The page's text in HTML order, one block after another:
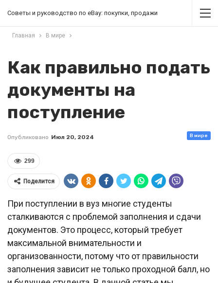
Советы и руководство по eBay: покупки, продажи
Главная В мире
Как правильно подать
документы на
поступление
В мире
Опубликовано Июл 20, 2024
299
Поделится
При поступлении в вуз многие студенты
сталкиваются с проблемой заполнения и сдачи
документов. Это процесс, который требует
максимальной внимательности и
организованности, потому что от правильности
заполнения зависит не только проходной балл, но